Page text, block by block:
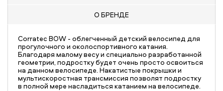
О БРЕНДЕ
Corratec BOW - облегченный детский велосипед для
прогулочного и околоспортивного катания.
Благодаря малому весу и специально разработанной
геометрии, подростку будет очень просто освоиться
на данном велосипеде. Накатистые покрышки и
мультискоростная трансмиссия позволят подростку
в полной мере насладиться катанием на велосипеде.